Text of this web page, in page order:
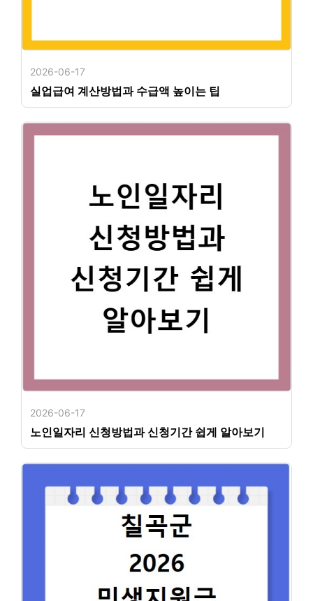
2026-06-17
실업급여 계산방법과 수급액 높이는 팁
2026-06-17
노인일자리 신청방법과 신청기간 쉽게 알아보기